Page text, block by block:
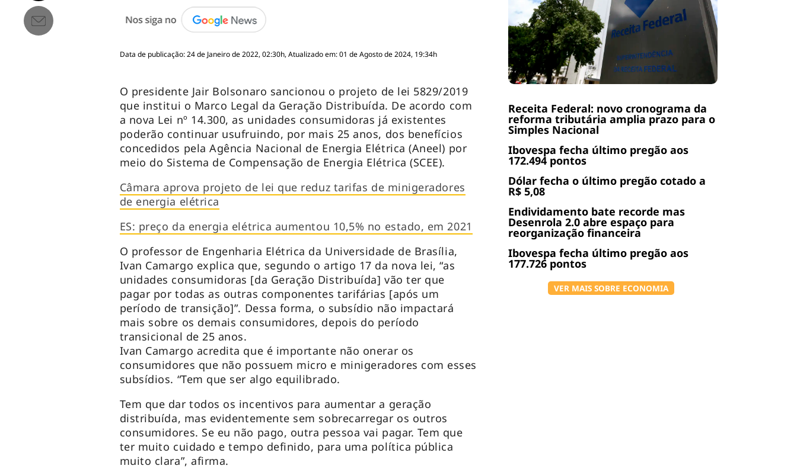
Receita Federal: novo cronograma da
reforma tributária amplia prazo para o
Simples Nacional
Ibovespa fecha último pregão aos
172.494 pontos
Dólar fecha o último pregão cotado a
R$ 5,08
Endividamento bate recorde mas
Desenrola 2.0 abre espaço para
reorganização financeira
Ibovespa fecha último pregão aos
177.726 pontos
VER MAIS SOBRE ECONOMIA
Data de publicação: 24 de Janeiro de 2022, 02:30h, Atualizado em: 01 de Agosto de 2024, 19:34h
O presidente Jair Bolsonaro sancionou o projeto de lei 5829/2019
que institui o Marco Legal da Geração Distribuída. De acordo com
a nova Lei nº 14.300, as unidades consumidoras já existentes
poderão continuar usufruindo, por mais 25 anos, dos benefícios
concedidos pela Agência Nacional de Energia Elétrica (Aneel) por
meio do Sistema de Compensação de Energia Elétrica (SCEE).
Câmara aprova projeto de lei que reduz tarifas de minigeradores
de energia elétrica
ES: preço da energia elétrica aumentou 10,5% no estado, em 2021
O professor de Engenharia Elétrica da Universidade de Brasília,
Ivan Camargo explica que, segundo o artigo 17 da nova lei, “as
unidades consumidoras [da Geração Distribuída] vão ter que
pagar por todas as outras componentes tarifárias [após um
período de transição]”. Dessa forma, o subsídio não impactará
mais sobre os demais consumidores, depois do período
transicional de 25 anos.
Ivan Camargo acredita que é importante não onerar os
consumidores que não possuem micro e minigeradores com esses
subsídios. “Tem que ser algo equilibrado.
Tem que dar todos os incentivos para aumentar a geração
distribuída, mas evidentemente sem sobrecarregar os outros
consumidores. Se eu não pago, outra pessoa vai pagar. Tem que
ter muito cuidado e tempo definido, para uma política pública
muito clara”, afirma.